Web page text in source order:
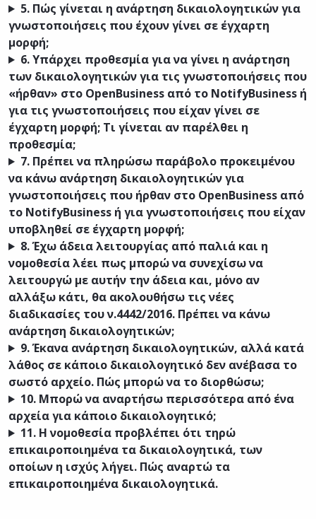
5. Πώς γίνεται η ανάρτηση δικαιολογητικών για
γνωστοποιήσεις που έχουν γίνει σε έγχαρτη
μορφή;
6.Υπάρχει προθεσμία για να γίνει η ανάρτηση
των δικαιολογητικών για τις γνωστοποιήσεις που
«ήρθαν» στο OpenBusiness από το NotifyBusiness ή
για τις γνωστοποιήσεις που είχαν γίνει σε
έγχαρτη μορφή; Τι γίνεται αν παρέλθει η
προθεσμία;
7. Πρέπει να πληρώσω παράβολο προκειμένου
να κάνω ανάρτηση δικαιολογητικών για
γνωστοποιήσεις που ήρθαν στο OpenBusiness από
το NotifyBusiness ή για γνωστοποιήσεις που είχαν
υποβληθεί σε έγχαρτη μορφή;
8.Έχω άδεια λειτουργίας από παλιά και η
νομοθεσία λέει πως μπορώ να συνεχίσω να
λειτουργώ με αυτήν την άδεια και, μόνο αν
αλλάξω κάτι, θα ακολουθήσω τις νέες
διαδικασίες του ν.4442/2016. Πρέπει να κάνω
ανάρτηση δικαιολογητικών;
9.Έκανα ανάρτηση δικαιολογητικών, αλλά κατά
λάθος σε κάποιο δικαιολογητικό δεν ανέβασα το
σωστό αρχείο. Πώς μπορώ να το διορθώσω;
10. Μπορώ να αναρτήσω περισσότερα από ένα
αρχεία για κάποιο δικαιολογητικό;
11. Η νομοθεσία προβλέπει ότι τηρώ
επικαιροποιημένα τα δικαιολογητικά, των
οποίων η ισχύς λήγει. Πώς αναρτώ τα
επικαιροποιημένα δικαιολογητικά.